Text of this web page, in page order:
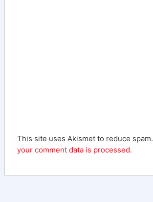
This site uses Akismet to reduce spam.
your comment data is processed.